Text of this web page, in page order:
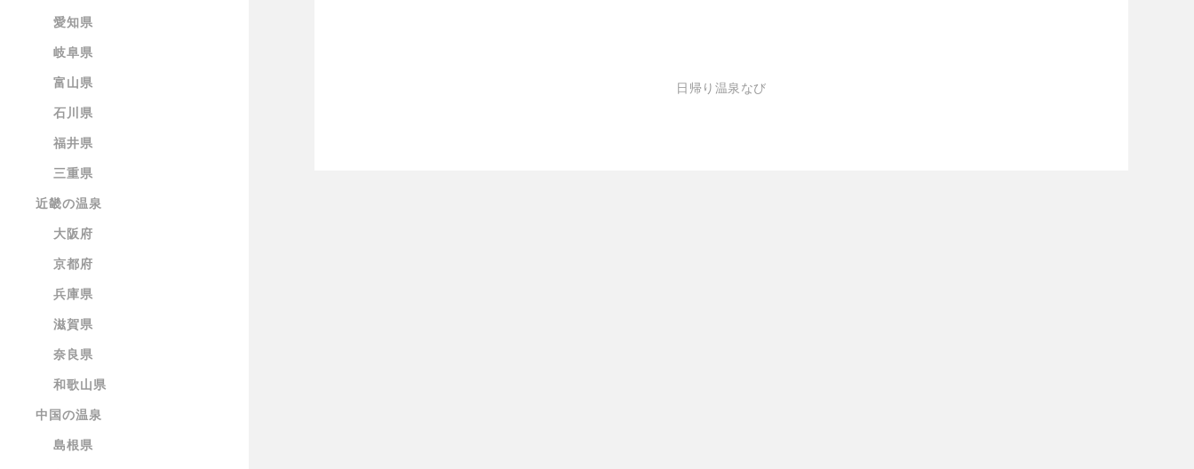
愛知県
岐阜県
富山県
石川県
福井県
三重県
近畿の温泉
大阪府
京都府
兵庫県
滋賀県
奈良県
和歌山県
中国の温泉
島根県
日帰り温泉なび